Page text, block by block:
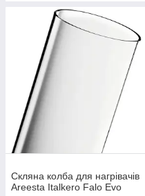
Скляна колба для нагрівачів
Areesta Italkero Falo Evo